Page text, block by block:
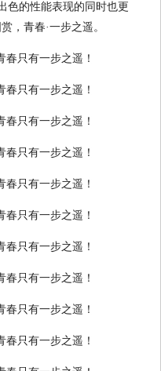
色的性能表现的同时也更
，青春·一步之遥。